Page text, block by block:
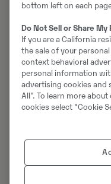
Jan Jörgensen
Ålder:
67 år
Familj:
Sambo med Mari, tre
Villa på landet i
bottom left on each
Do Not Sell or Share
If you are a California
the sale of your
context behavioral
personal information
advertising cookies and
All". To learn more
cookies select “Cookie